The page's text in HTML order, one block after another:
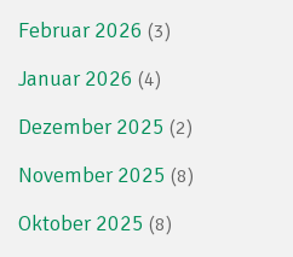
Februar 2026 (3)
Januar 2026 (4)
Dezember 2025 (2)
November 2025 (8)
Oktober 2025 (8)